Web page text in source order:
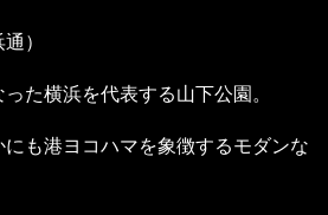
）
た横浜を代表する山下公園。
も港ヨコハマを象徴するモダンな